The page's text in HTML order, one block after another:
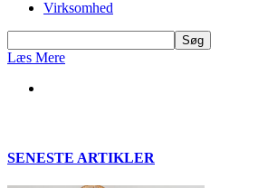
Virksomhed
Læs Mere
SENESTE ARTIKLER